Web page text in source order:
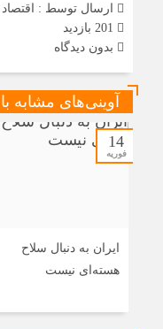
ارسال توسط :
بدون دیدگاه
آوینی‌های مشابه
14
فوریه
ایران به دنبال سلاح
هسته‌ای نیست